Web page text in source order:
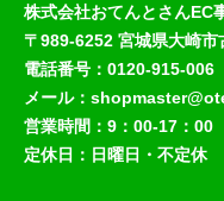
株式会社おてんとさんEC
〒989-6252 宮城県大崎
電話番号：0120-915-006
メール：
営業時間：9：00-17：00
定休日：日曜日・不定休